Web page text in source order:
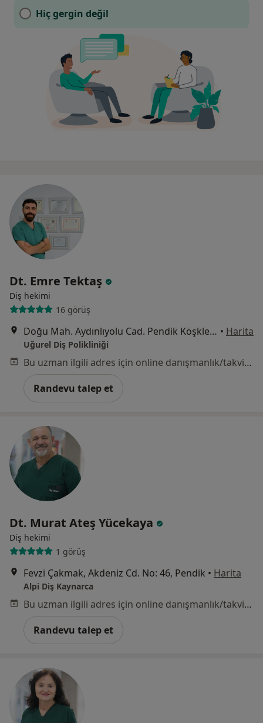
Hiç gergin değil
Dt. Emre Tektaş
Diş hekimi
16 görüş
Doğu Mah. Aydınlıyolu Cad. Pendik Köşkleri Sitesi C Blok No: 104, İstanbul • Harita
Uğurel Diş Polikliniği
Bu uzman ilgili adres için online danışmanlık/takvim sunmuyor.
Randevu talep et
Dt. Murat Ateş Yücekaya
Diş hekimi
1 görüş
Fevzi Çakmak, Akdeniz Cd. No: 46, Pendik • Harita
Alpi Diş Kaynarca
Bu uzman ilgili adres için online danışmanlık/takvim sunmuyor.
Randevu talep et